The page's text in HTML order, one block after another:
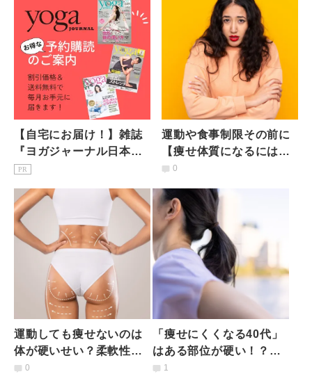
【自宅にお届け！】雑誌
『ヨガジャーナル日本
版』予約購読のご案内
PR
運動や食事制限その前に
【痩せ体質になるには冷
え改善を！】冷えの意外
レッチ
0
運動しても痩せないのは
体が硬いせい？柔軟性を
高めて痩せ体質を作るス
0
「痩せにくくなる40代」
はある部位が硬い！？
【ほぐすと変わる】必ず
1